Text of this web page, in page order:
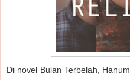
Di novel Bulan Terbelah,